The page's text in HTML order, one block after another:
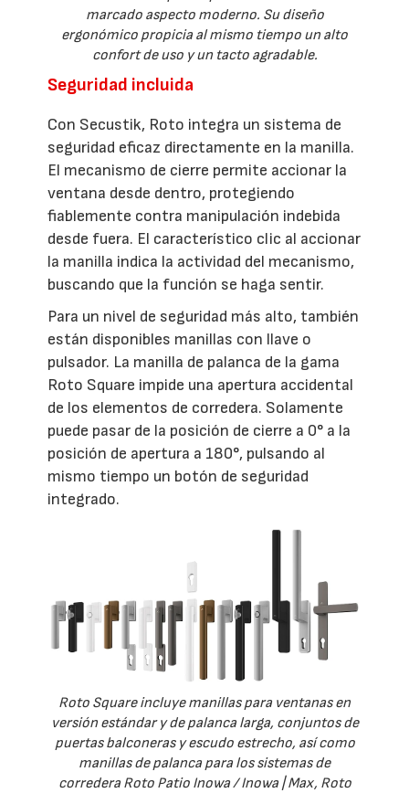
marcado aspecto moderno. Su diseño
ergonómico propicia al mismo tiempo un alto
confort de uso y un tacto agradable.
Seguridad incluida
Con Secustik, Roto integra un sistema de
seguridad eficaz directamente en la manilla.
El mecanismo de cierre permite accionar la
ventana desde dentro, protegiendo
fiablemente contra manipulación indebida
desde fuera. El característico clic al accionar
la manilla indica la actividad del mecanismo,
buscando que la función se haga sentir.
Para un nivel de seguridad más alto, también
están disponibles manillas con llave o
pulsador. La manilla de palanca de la gama
Roto Square impide una apertura accidental
de los elementos de corredera. Solamente
puede pasar de la posición de cierre a 0° a la
posición de apertura a 180°, pulsando al
mismo tiempo un botón de seguridad
integrado.
Roto Square incluye manillas para ventanas en
versión estándar y de palanca larga, conjuntos de
puertas balconeras y escudo estrecho, así como
manillas de palanca para los sistemas de
corredera Roto Patio Inowa / Inowa | Max, Roto